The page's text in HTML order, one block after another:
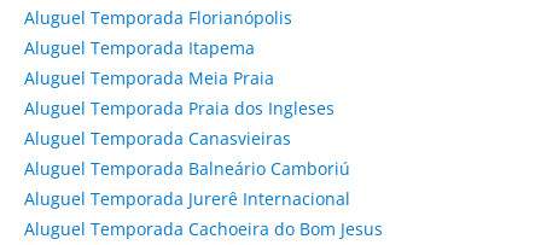
Aluguel Temporada Florianópolis
Aluguel Temporada Itapema
Aluguel Temporada Meia Praia
Aluguel Temporada Praia dos Ingleses
Aluguel Temporada Canasvieiras
Aluguel Temporada Balneário Camboriú
Aluguel Temporada Jurerê Internacional
Aluguel Temporada Cachoeira do Bom Jesus